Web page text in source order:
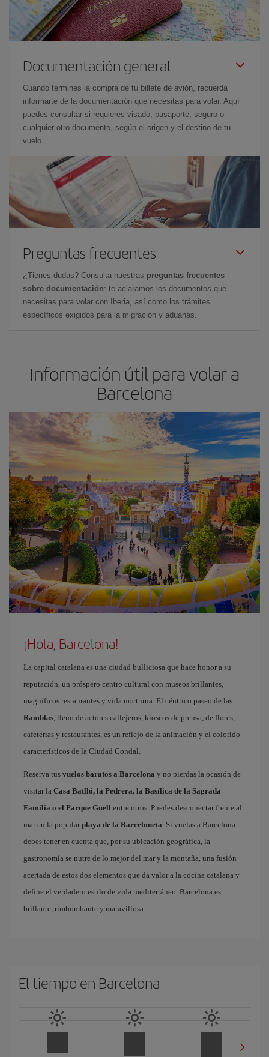
Documentación general
Cuando termines la compra de tu billete de avión, recuerda
informarte de la documentación que necesitas para volar. Aquí
puedes consultar si requieres visado, pasaporte, seguro o
cualquier otro documento, según el origen y el destino de tu
vuelo.
Preguntas frecuentes
¿Tienes dudas? Consulta nuestras preguntas frecuentes
sobre documentación: te aclaramos los documentos que
necesitas para volar con Iberia, así como los trámites
específicos exigidos para la migración y aduanas.
Información útil para volar a
Barcelona
¡Hola, Barcelona!
La capital catalana es una ciudad bulliciosa que hace honor a su
reputación, un próspero centro cultural con museos brillantes,
magníficos restaurantes y vida nocturna. El céntrico paseo de las
Ramblas, lleno de actores callejeros, kioscos de prensa, de flores,
cafeterías y restaurantes, es un reflejo de la animación y el colorido
característicos de la Ciudad Condal.
Reserva tus vuelos baratos a Barcelona y no pierdas la ocasión de
visitar la Casa Batlló, la Pedrera, la Basílica de la Sagrada
Familia o el Parque Güell entre otros. Puedes desconectar frente al
mar en la popular playa de la Barceloneta. Si vuelas a Barcelona
debes tener en cuenta que, por su ubicación geográfica, la
gastronomía se nutre de lo mejor del mar y la montaña, una fusión
acertada de estos dos elementos que da valor a la cocina catalana y
define el verdadero estilo de vida mediterráneo. Barcelona es
brillante, rimbombante y maravillosa.
El tiempo en Barcelona